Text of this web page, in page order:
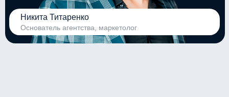
Основатель агентства, маркетолог
Никита Титаренко